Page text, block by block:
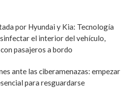
por Hyundai y Kia: Tecnología
el interior del vehículo,
pasajeros a bordo
ante las ciberamenazas: empezar
para resguardarse